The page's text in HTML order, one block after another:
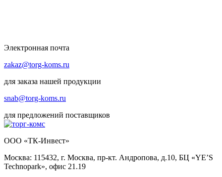
Электронная почта
zakaz@torg-koms.ru
для заказа нашей продукции
snab@torg-koms.ru
для предложений поставщиков
ООО «ТК-Инвест»
Москва: 115432, г. Москва, пр-кт. Андропова, д.10, БЦ «YE’S
Technopark», офис 21.19